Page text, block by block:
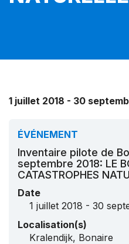
1 juillet 2018 - 30
ÉVÉNEMENT
Inventaire pilote de
septembre 2018: LE
CATASTROPHES
Date
1 juillet 2018 - 30
Localisation(s)
Kralendijk, Bonaire